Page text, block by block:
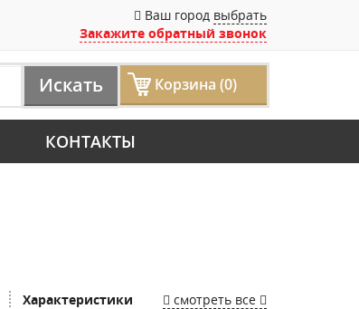
Ваш город выбрать
Закажите обратный звонок
Искать Корзина (0)
КОНТАКТЫ
Характеристики
смотреть все